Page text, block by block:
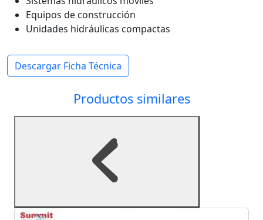
Equipos de construcción
Unidades hidráulicas compactas
Descargar Ficha Técnica
Productos similares